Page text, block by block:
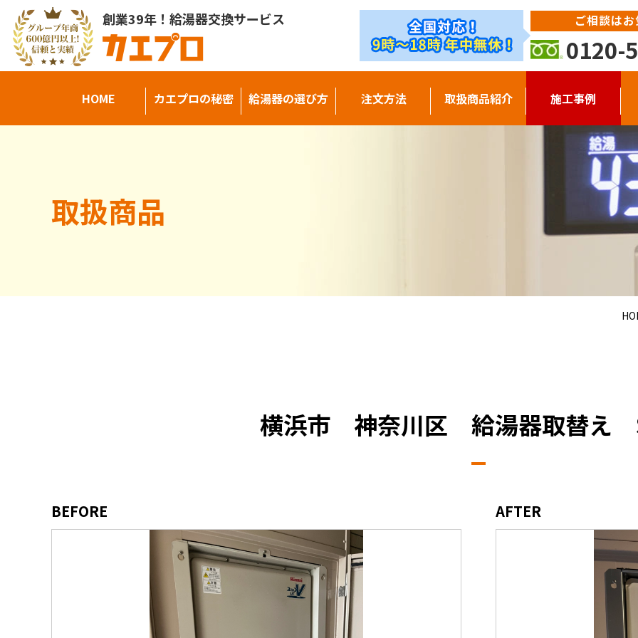
創業39年！給湯器交換サービス ご相談は
0120-
HOME カエプロの秘密 給湯器の選び方 注文方法 取扱商品紹介 施工事例
取扱商品
横浜市 神奈川区 給湯器取替
BEFORE AFTER